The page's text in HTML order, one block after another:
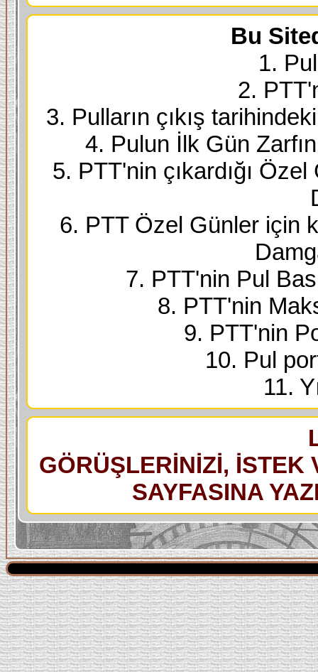
Bu
1.
2.
3. Pulların çıkış
4. Pulun İlk Gün
5. PTT'nin çıkardığı
6. PTT Özel Günler için
7. PTT'nin Pul
8. PTT'nin
9. PTT'nin
10. Pul
11.
GÖRÜŞLERİNİZİ, İSTEK
SAYFASINA